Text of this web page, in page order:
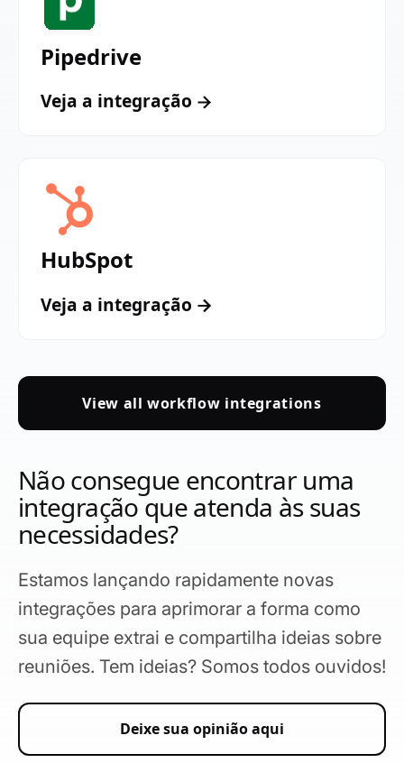
Pipedrive
Veja a integração
HubSpot
Veja a integração
View all workflow integrations
Não consegue encontrar uma
integração que atenda às suas
necessidades?
Estamos lançando rapidamente novas
integrações para aprimorar a forma como
sua equipe extrai e compartilha ideias sobre
reuniões. Tem ideias? Somos todos ouvidos!
Deixe sua opinião aqui